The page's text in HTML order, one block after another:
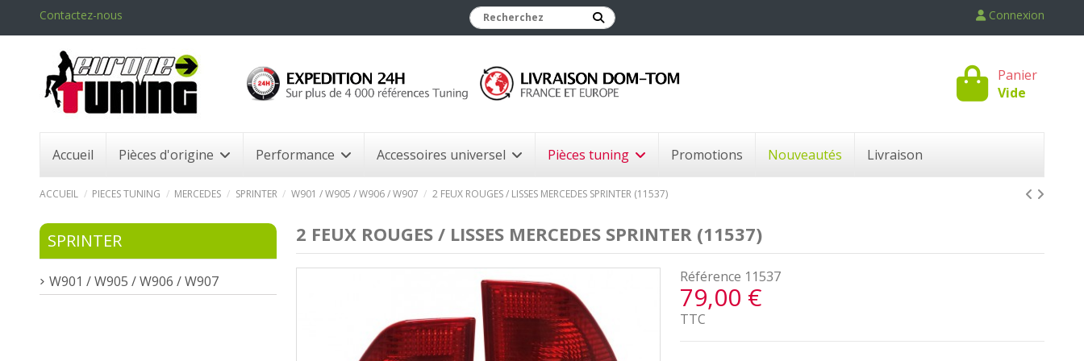
Contactez-nous Connexion
Panier
Vide
Accueil Pièces d'origine Performance Accessoires universel Pièces tuning Promotions Nouveautés Livraison
ACCUEIL PIECES TUNING MERCEDES SPRINTER W901 / W905 / W906 / W907 2 FEUX ROUGES / LISSES MERCEDES SPRINTER (11537)
2 FEUX ROUGES / LISSES MERCEDES SPRINTER (11537)
Référence 11537
79,00 €
TTC
SPRINTER
W901 / W905 / W906 / W907